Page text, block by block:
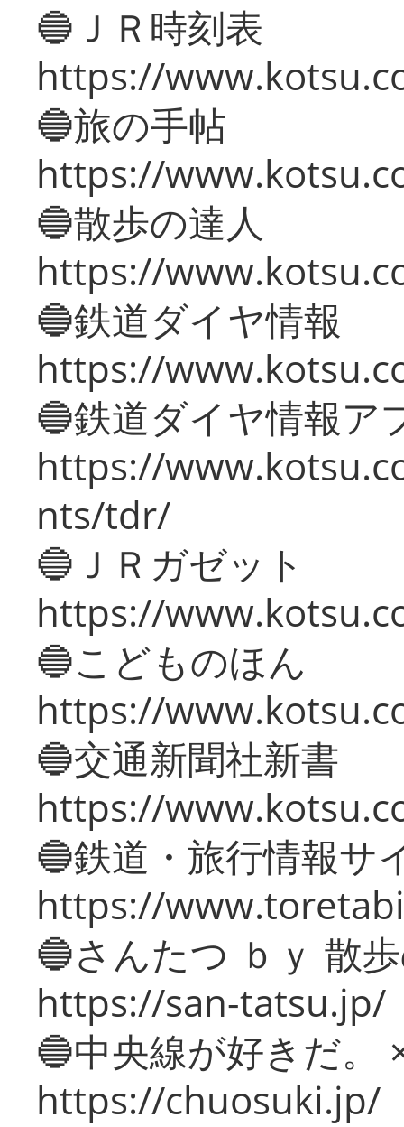
🔵ＪＲ時刻表
https://
🔵旅の手帖
https://
🔵散歩の達人
https://
🔵鉄道ダイヤ情報
https://
🔵鉄道ダイヤ情報ア
https://
nts/tdr/
🔵ＪＲガゼット
https://
🔵こどものほん
https://
🔵交通新聞社新書
https://
🔵鉄道・旅行情報サ
https://
🔵さんたつ ｂｙ 散
https://san-tatsu.jp/
🔵中央線が好きだ。
https://chuosuki.jp/